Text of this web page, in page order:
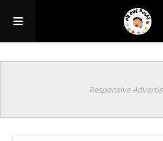
Responsive